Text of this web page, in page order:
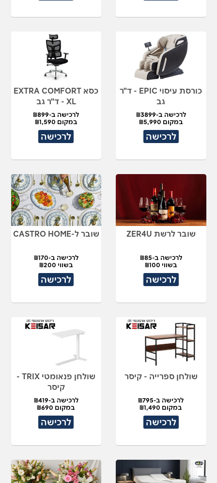
כורסת עיסוי EPIC - ד"ר
גב
לרכישה ב-₪3899
במקום ₪5,990
לרכישה
כסא EXTRA COMFORT
XL - ד"ר גב
לרכישה ב-₪899
במקום ₪1,590
לרכישה
שובר לרשת ZER4U
לרכישה ב-₪85
בשווי ₪100
לרכישה
שובר ל-CASTRO HOME
לרכישה ב-₪170
בשווי ₪200
לרכישה
שולחן ספרייה - קיסר
לרכישה ב-₪795
במקום ₪1,490
לרכישה
שולחן פנאומטי TRIX -
קיסר
לרכישה ב-₪419
במקום ₪690
לרכישה